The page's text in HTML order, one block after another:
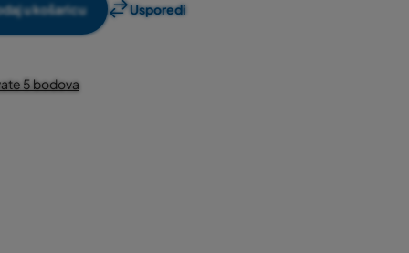
u košaricu Usporedi
5 bodova